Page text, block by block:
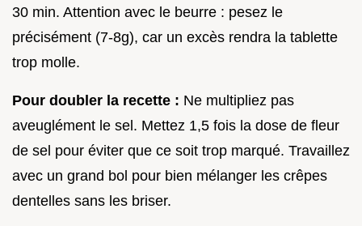
30 min. Attention avec le beurre : pesez le
précisément (7-8g), car un excès rendra la tablette
trop molle.
Pour doubler la recette : Ne multipliez pas
aveuglément le sel. Mettez 1,5 fois la dose de fleur
de sel pour éviter que ce soit trop marqué. Travaillez
avec un grand bol pour bien mélanger les crêpes
dentelles sans les briser.